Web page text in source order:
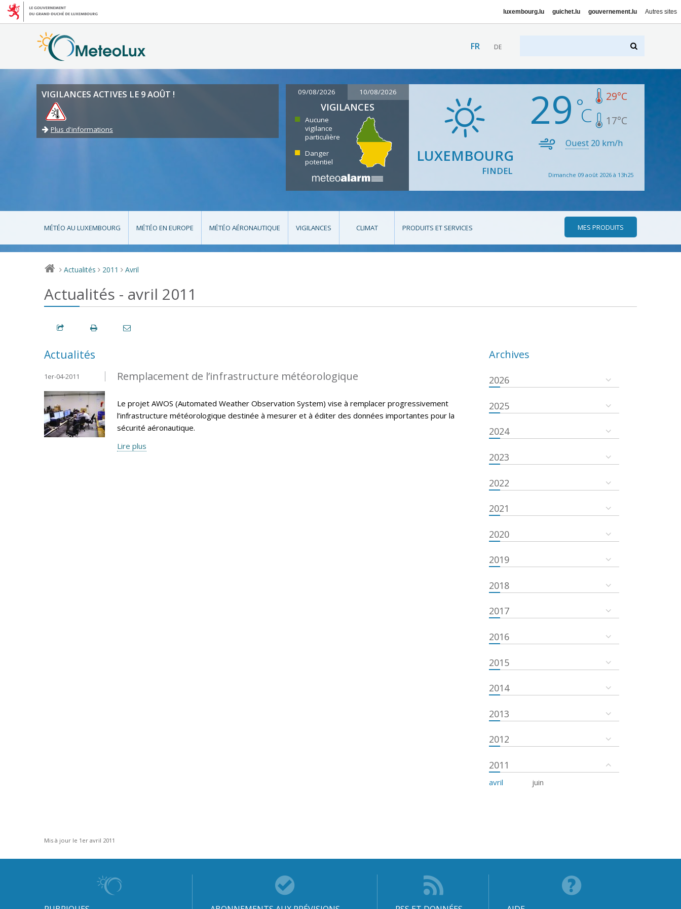
luxembourg.lu guichet.lu gouvernement.lu Autres sites
FR DE
VIGILANCES ACTIVES LE 9 AOÛT !
Plus d'informations
09/08/2026 10/08/2026
VIGILANCES
Aucune
vigilance
particulière
Danger
potentiel
LUXEMBOURG
FINDEL
29 29°C
17°C
Ouest 20 km/h
Dimanche 09 août 2026 à 13h25
MÉTÉO AU LUXEMBOURG MÉTÉO EN EUROPE MÉTÉO AÉRONAUTIQUE VIGILANCES CLIMAT PRODUITS ET SERVICES MES PRODUITS
> Actualités > 2011 > Avril
Actualités - avril 2011
Actualités
Remplacement de l’infrastructure météorologique
1er-04-2011
Le projet AWOS (Automated Weather Observation System) vise à remplacer progressivement
l’infrastructure météorologique destinée à mesurer et à éditer des données importantes pour la
sécurité aéronautique.
Lire plus
Archives
2026
2025
2024
2023
2022
2021
2020
2019
2018
2017
2016
2015
2014
2013
2012
2011
avril juin
Mis à jour le 1er avril 2011